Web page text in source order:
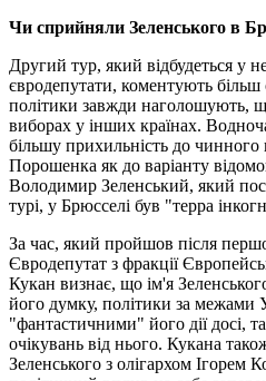
Чи сприйняли Зеленського в
Другий тур, який відбудеться у
євродепутати, коментують
політики завжди наголошують,
виборах у інших країнах.
більшу прихильність до чинного
Порошенка як до варіанту
Володимир Зеленський, який
турі, у Брюсселі був "терра
За час, який пройшов після
Євродепутат з фракції
Кукан визнає, що ім'я
його думку, політики за межами
"фантастичними" його дії досі,
очікувань від нього. Кукана
Зеленського з олігархом